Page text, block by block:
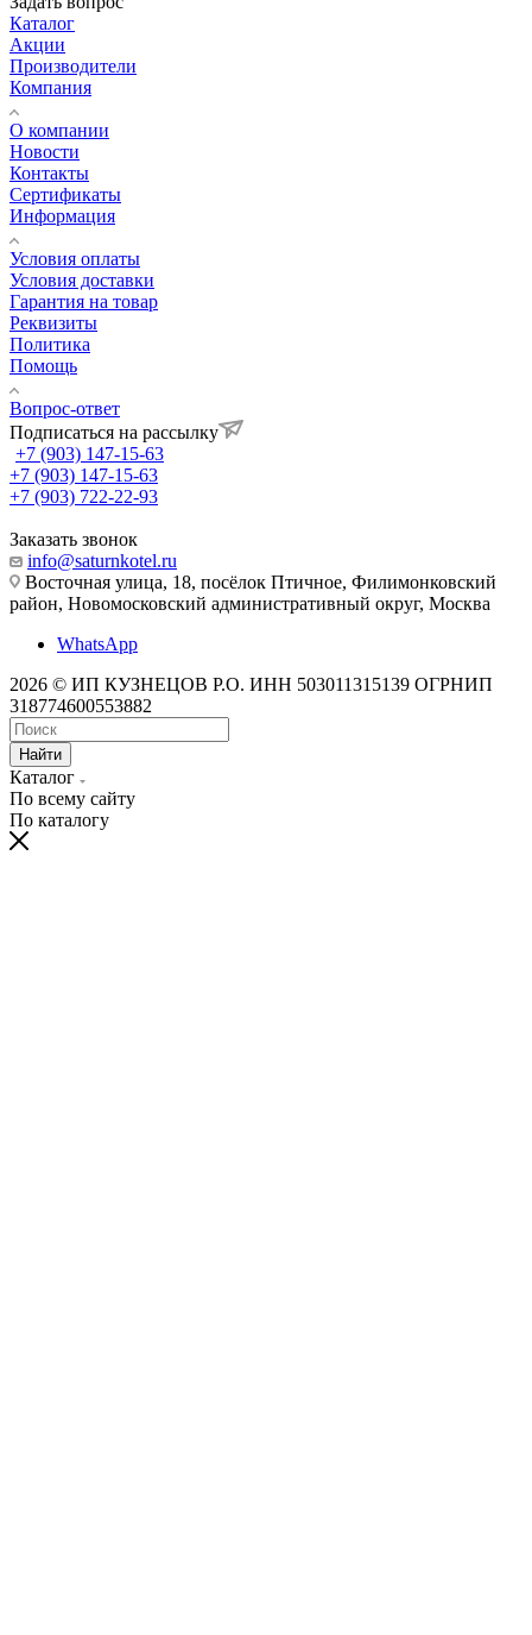
Каталог
Акции
Производители
Компания
О компании
Новости
Контакты
Сертификаты
Информация
Условия оплаты
Условия доставки
Гарантия на товар
Реквизиты
Политика
Помощь
Вопрос-ответ
Подписаться на рассылку
+7 (903) 147-15-63
+7 (903) 147-15-63
+7 (903) 722-22-93
Заказать звонок
info@saturnkotel.ru
Восточная улица, 18, посёлок Птичное, Филимонковский
район, Новомосковский административный округ, Москва
WhatsApp
2026 © ИП КУЗНЕЦОВ Р.О. ИНН 503011315139 ОГРНИП
318774600553882
Найти
Каталог
По всему сайту
По каталогу